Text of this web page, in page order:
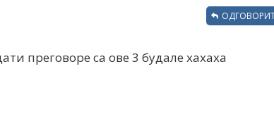
преговоре са ове 3 будале хахаха